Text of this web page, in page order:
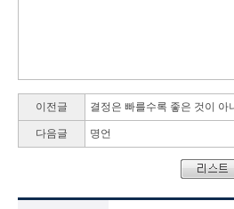
렉
트
어
린
험
이전글 결정은 빠를수록 좋은 것이 아
다음글 명언